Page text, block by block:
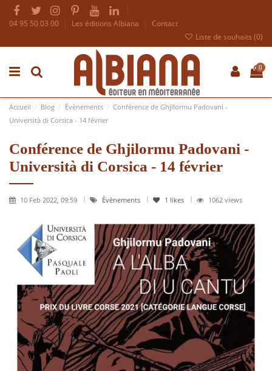
04 95 50 03 00 Les éditions Albiana
Contact
Liste de souhaits (0)
0
Accueil Blog Évènements
Conférence de Ghjilormu Padovani -
Università di Corsica - 14 février
Conférence de Ghjilormu Padovani -
Università di Corsica - 14 février
10 Feb 2022, 09:59 Évènements 1 likes 1062 views